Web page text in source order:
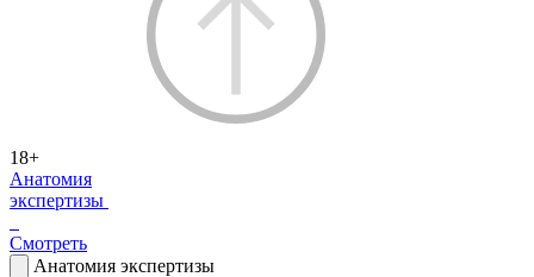
18+
Анатомия
экспертизы
Смотреть
Анатомия экспертизы